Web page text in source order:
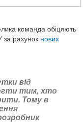
команда обіцяють
за рахунок нових
від
тим, хто
Тому в